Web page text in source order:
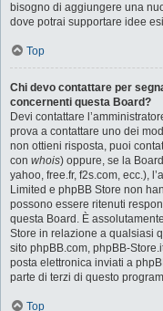
bisogno di aggiungere una
dove potrai supportare idee
Top
Chi devo contattare per
concernenti questa Board?
Devi contattare
prova a contattare uno dei
non ottieni risposta, puoi
con whois) oppure, se la
yahoo, free.fr, f2s.com, ecc.),
Limited e phpBB Store non
possono essere ritenuti
questa Board. È
Store in relazione a qualsiasi
sito phpBB.com, phpBB-
posta elettronica inviati a
parte di terzi di questo
Top